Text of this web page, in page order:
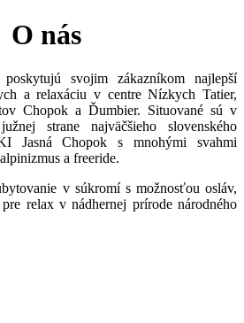
O nás
poskytujú svojim zákazníkom najlepší
a relaxáciu v centre Nízkych Tatier,
Chopok a Ďumbier. Situované sú v
strane najväčšieho slovenského
Jasná Chopok s mnohými svahmi
a freeride.
v súkromí s možnosťou osláv,
relax v nádhernej prírode národného